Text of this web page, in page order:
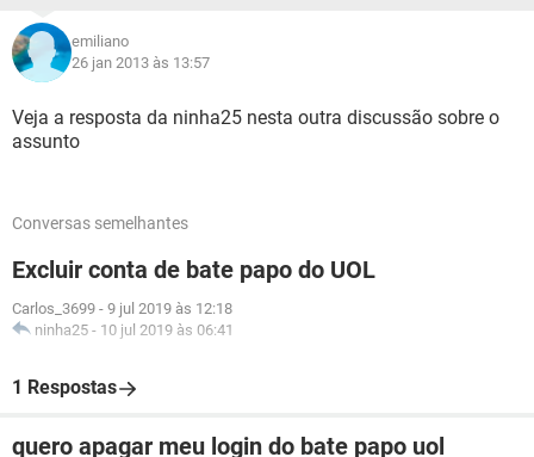
emiliano
26 jan 2013 às 13:57
Veja a resposta da ninha25 nesta outra discussão sobre o
assunto
Conversas semelhantes
Excluir conta de bate papo do UOL
Carlos_3699 - 9 jul 2019 às 12:18
ninha25 - 10 jul 2019 às 06:41
1 Respostas
quero apagar meu login do bate papo uol